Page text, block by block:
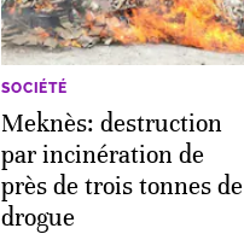
SOCIÉTÉ
Meknès: destruction
par incinération de
près de trois tonnes de
drogue